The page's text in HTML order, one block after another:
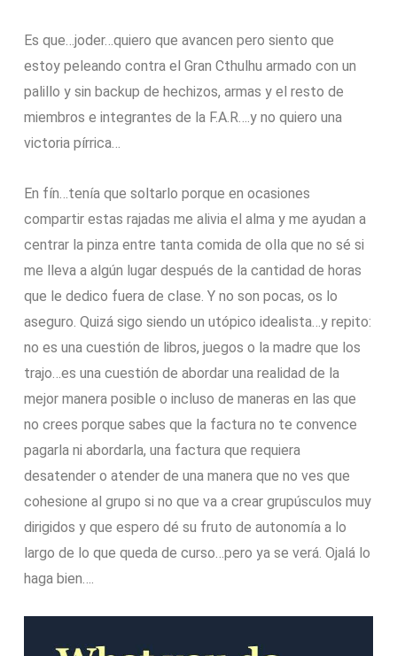
Es que…joder…quiero que avancen pero siento que
estoy peleando contra el Gran Cthulhu armado con un
palillo y sin backup de hechizos, armas y el resto de
miembros e integrantes de la F.A.R….y no quiero una
victoria pírrica…
En fín…tenía que soltarlo porque en ocasiones
compartir estas rajadas me alivia el alma y me ayudan a
centrar la pinza entre tanta comida de olla que no sé si
me lleva a algún lugar después de la cantidad de horas
que le dedico fuera de clase. Y no son pocas, os lo
aseguro. Quizá sigo siendo un utópico idealista…y repito:
no es una cuestión de libros, juegos o la madre que los
trajo…es una cuestión de abordar una realidad de la
mejor manera posible o incluso de maneras en las que
no crees porque sabes que la factura no te convence
pagarla ni abordarla, una factura que requiera
desatender o atender de una manera que no ves que
cohesione al grupo si no que va a crear grupúsculos muy
dirigidos y que espero dé su fruto de autonomía a lo
largo de lo que queda de curso…pero ya se verá. Ojalá lo
haga bien….